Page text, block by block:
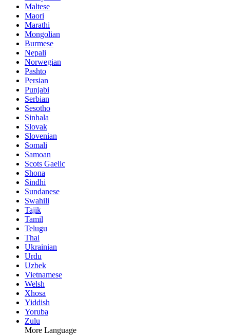
Maltese
Maori
Marathi
Mongolian
Burmese
Nepali
Norwegian
Pashto
Persian
Punjabi
Serbian
Sesotho
Sinhala
Slovak
Slovenian
Somali
Samoan
Scots Gaelic
Shona
Sindhi
Sundanese
Swahili
Tajik
Tamil
Telugu
Thai
Ukrainian
Urdu
Uzbek
Vietnamese
Welsh
Xhosa
Yiddish
Yoruba
Zulu
More Language